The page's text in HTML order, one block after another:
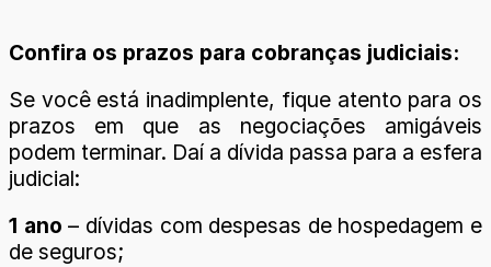
Confira os prazos para cobranças judiciais:
Se você está inadimplente, fique atento para os
prazos em que as negociações amigáveis
podem terminar. Daí a dívida passa para a esfera
judicial:
1 ano – dívidas com despesas de hospedagem e
de seguros;